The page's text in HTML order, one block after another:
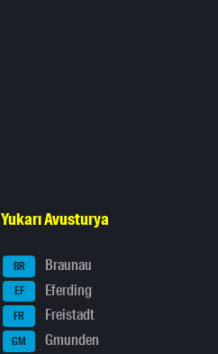
Yukarı Avusturya
BR Braunau
EF Eferding
FR Freistadt
GM Gmunden